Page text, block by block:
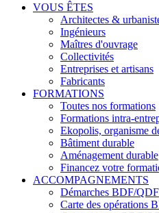
VOUS ÊTES
Architectes &
Ingénieurs
Maîtres d'ouvrage
Collectivités
Entreprises et artisans
Fabricants
FORMATIONS
Toutes nos formations
Formations intra-
Ekopolis, organisme
Bâtiment durable
Aménagement durable
Financez votre
ACCOMPAGNEMENTS
Démarches BDF/QDF
Carte des